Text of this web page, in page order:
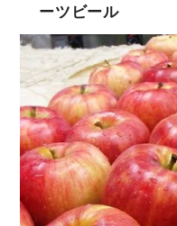
ーツビール